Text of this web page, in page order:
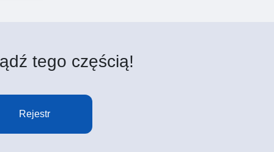
tego częścią!
Rejestr